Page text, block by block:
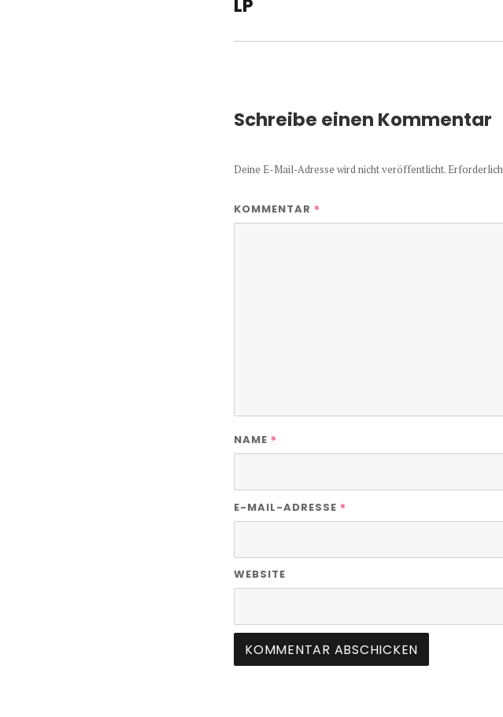
LP
Schreibe einen Kommentar
Deine E-Mail-Adresse wird nicht veröffentlicht.
KOMMENTAR *
NAME *
E-MAIL-ADRESSE *
WEBSITE